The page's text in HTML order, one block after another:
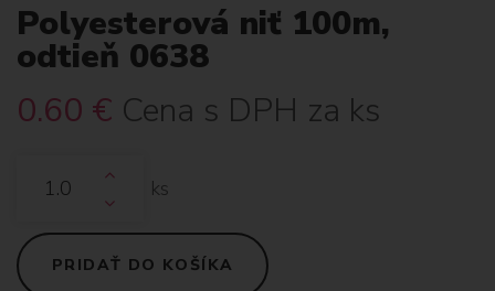
Polyesterová niť 100m,
odtieň 0638
0.60 € Cena s DPH za ks
ks
PRIDAŤ DO KOŠÍKA